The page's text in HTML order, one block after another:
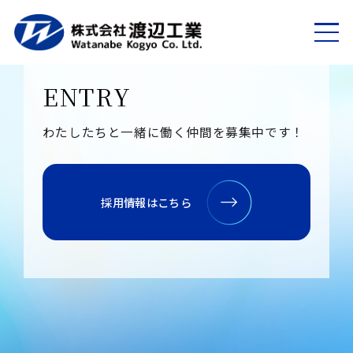
ENTRY
わたしたちと一緒に働く仲間を募集中です！
採用情報はこちら